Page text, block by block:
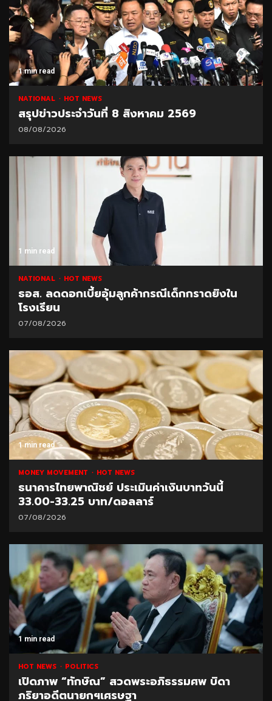
1 min read
NATIONAL HOT NEWS
สรุปข่าวประจำวันที่ 8 สิงหาคม 2569
08/08/2026
1 min read
NATIONAL HOT NEWS
ธอส. ลดดอกเบี้ยอุ้มลูกค้ากรณีเด็กกราดยิงใน
โรงเรียน
07/08/2026
1 min read
MONEY MOVEMENT HOT NEWS
ธนาคารไทยพาณิชย์ ประเมินค่าเงินบาทวันนี้
33.00-33.25 บาท/ดอลลาร์
07/08/2026
1 min read
HOT NEWS POLITICS
เปิดภาพ “ทักษิณ” สวดพระอภิธรรมศพ บิดา
ภริยาอดีตนายกฯเศรษฐา